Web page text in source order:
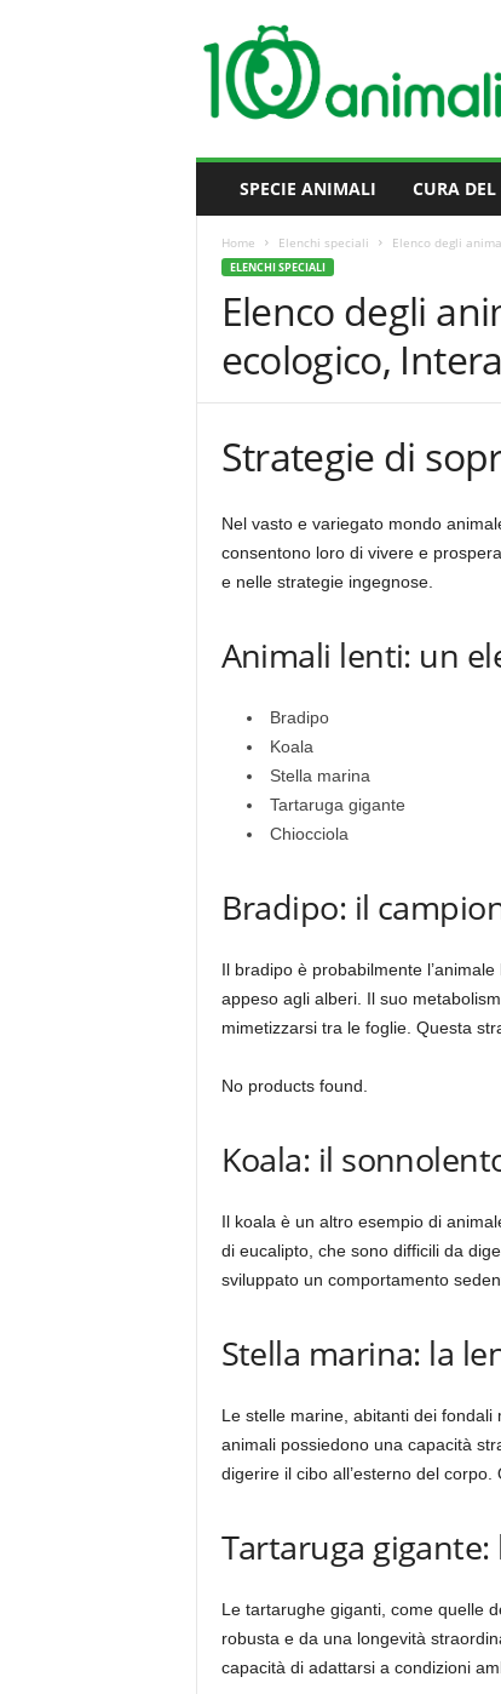
SPECIE ANIMALI CURA DEL
Home Elenchi speciali Elenco degli
ELENCHI SPECIALI
Elenco degli
ecologico,
Strategie di
Nel vasto e variegato mondo
consentono loro di vivere e
e nelle strategie ingegnose.
Animali lenti: un
Bradipo
Koala
Stella marina
Tartaruga gigante
Chiocciola
Bradipo: il
Il bradipo è probabilmente
appeso agli alberi. Il suo
mimetizzarsi tra le foglie. Questa
No products found.
Koala: il
Il koala è un altro esempio di
di eucalipto, che sono difficili da
sviluppato un comportamento
Stella marina: la
Le stelle marine, abitanti dei
animali possiedono una capacità
digerire il cibo all’esterno del
Tartaruga
Le tartarughe giganti, come quelle
robusta e da una longevità
capacità di adattarsi a condizioni